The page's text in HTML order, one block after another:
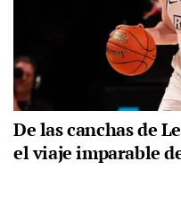
De las canchas de
el viaje imparable